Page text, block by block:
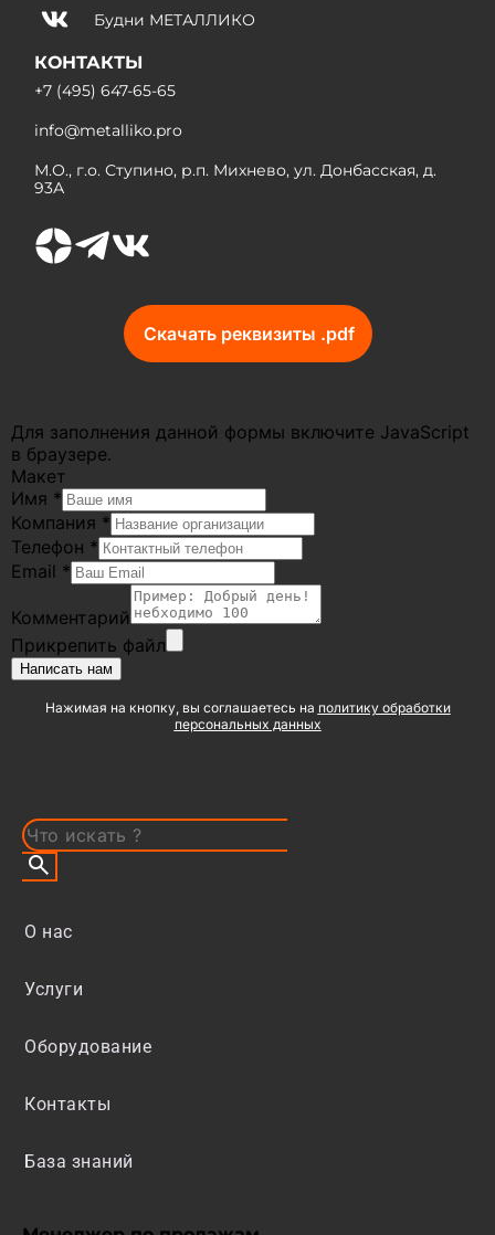
Будни МЕТАЛЛИКО
КОНТАКТЫ
+7 (495) 647-65-65
info@metalliko.pro
М.О., г.о. Ступино, р.п. Михнево, ул. Донбасская, д.
93А
Скачать реквизиты .pdf
Для заполнения данной формы включите JavaScript
в браузере.
Макет
Имя *
Компания *
Телефон *
Email *
Комментарий
Прикрепить файл
Написать нам
Нажимая на кнопку, вы соглашаетесь на политику обработки
персональных данных
О нас
Услуги
Оборудование
Контакты
База знаний